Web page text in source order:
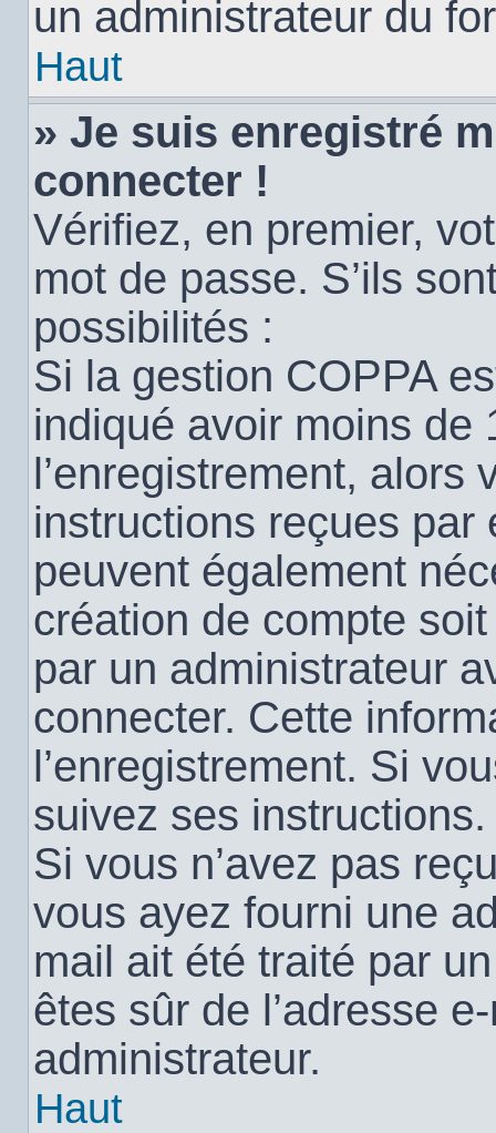
un administrateur du
Haut
» Je suis enregistré
connecter !
Vérifiez, en premier,
mot de passe. S’ils
possibilités :
Si la gestion COPPA
indiqué avoir moins de
l’enregistrement, alors
instructions reçues par
peuvent également
création de compte
par un administrateur
connecter. Cette
l’enregistrement. Si
suivez ses instructions.
Si vous n’avez pas
vous ayez fourni une
mail ait été traité par
êtes sûr de l’adresse
administrateur.
Haut